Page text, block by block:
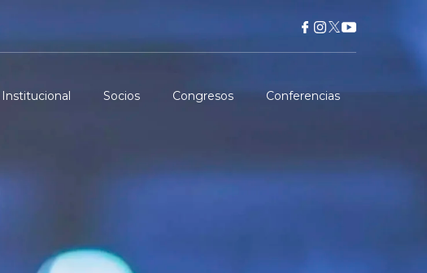
Institucional Socios Congresos Conferencias